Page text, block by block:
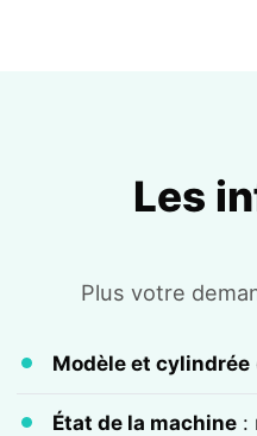
Les
Plus votre
Modèle et cylindrée
État de la machine: